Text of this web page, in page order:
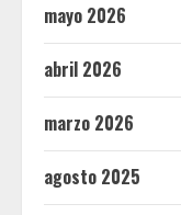
mayo 2026
abril 2026
marzo 2026
agosto 2025